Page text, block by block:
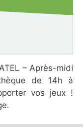
– Après-midi
de 14h à
vos jeux !